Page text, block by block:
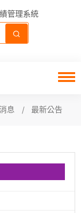
管理系統
息 最新公告